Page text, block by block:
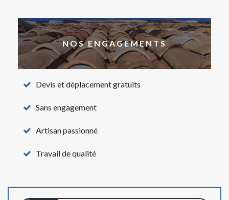
NOS ENGAGEMENTS
Devis et déplacement gratuits
Sans engagement
Artisan passionné
Travail de qualité